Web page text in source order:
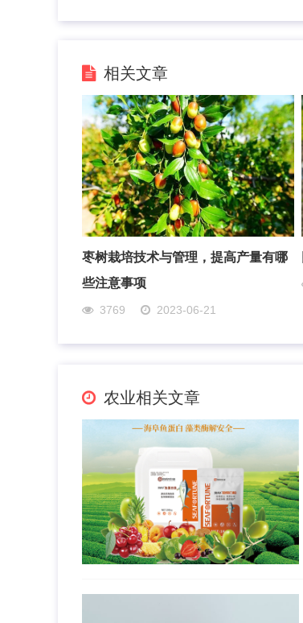
相关文章
枣树栽培技术与管理，提高产量有哪
些注意事项
3769 2023-06-21
农业相关文章